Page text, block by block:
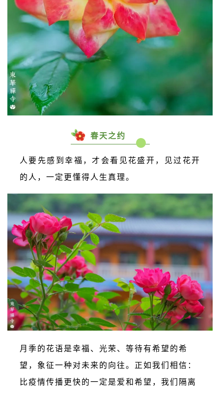
春天之约
人要先感到幸福，才会看见花盛开，见过花开
的人，一定更懂得人生真理。
月季的花语是幸福、光荣、等待有希望的希
望，象征一种对未来的向往。正如我们相信：
比疫情传播更快的一定是爱和希望，我们隔离